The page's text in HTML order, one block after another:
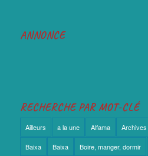
ANNONCE
RECHERCHE PAR MOT-CLÉ
Ailleurs a la une Alfama Archives
Baixa Baixa Boire, manger, dormir